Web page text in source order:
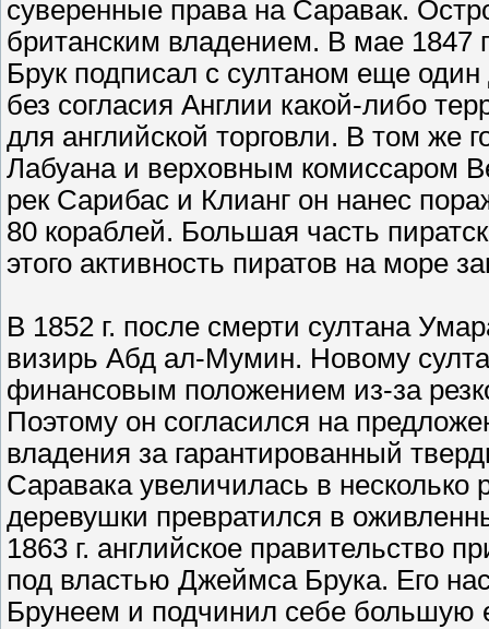
суверенные права на Саравак.
британским владением. В мае 1847
Брук подписал с султаном еще
без согласия Англии какой-либо
для английской торговли. В том же
Лабуана и верховным комиссаром
рек Сарибас и Клианг он нанес
80 кораблей. Большая часть
этого активность пиратов на море
В 1852 г. после смерти султана
визирь Абд ал-Мумин. Новому
финансовым положением из-за
Поэтому он согласился на
владения за гарантированный
Саравака увеличилась в
деревушки превратился в
1863 г. английское правительство
под властью Джеймса Брука. Его
Брунеем и подчинил себе большую